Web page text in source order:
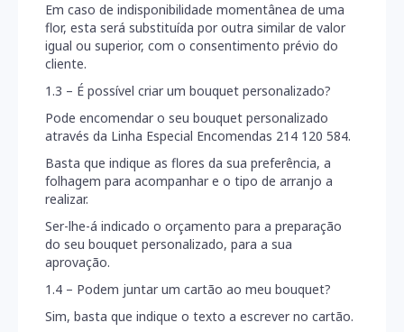
Em caso de indisponibilidade momentânea de uma
flor, esta será substituída por outra similar de valor
igual ou superior, com o consentimento prévio do
cliente.
1.3 – É possível criar um bouquet personalizado?
Pode encomendar o seu bouquet personalizado
através da Linha Especial Encomendas 214 120 584.
Basta que indique as flores da sua preferência, a
folhagem para acompanhar e o tipo de arranjo a
realizar.
Ser-lhe-á indicado o orçamento para a preparação
do seu bouquet personalizado, para a sua
aprovação.
1.4 – Podem juntar um cartão ao meu bouquet?
Sim, basta que indique o texto a escrever no cartão.